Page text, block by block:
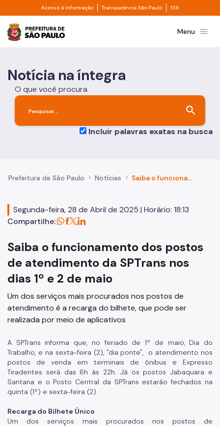
Pular para o Conteúdo principal
Acesso à informação Divisor de acesso à informação
Transparência São Paulo Divisor de
156
Prefeitura de São PauloMenu menu
Notícia na íntegra
O que você procura
search
Incluir palavras exatas na busca
Prefeitura de São Paulo Notícias Saiba o funcionamento dos postos de atendimento da SPTrans nos dias 1º e 2 de maio
Segunda-feira, 28 de Abril de 2025 | Horário: 18:13
Compartilhe:
Saiba o funcionamento dos postos
de atendimento da SPTrans nos
dias 1º e 2 de maio
Um dos serviços mais procurados nos postos de
atendimento é a recarga do bilhete, que pode ser
realizada por meio de aplicativos
A SPTrans informa que, no feriado de 1º de maio, Dia do
Trabalho, e na sexta-feira (2), "dia ponte", o atendimento nos
postos de venda em terminais de ônibus e Expresso
Tiradentes será das 6h às 22h. Já os postos Jabaquara e
Santana e o Posto Central da SPTrans estarão fechados na
quinta (1º) e sexta-feira (2).
Recarga do Bilhete Único
Um dos serviços mais procurados nos postos de